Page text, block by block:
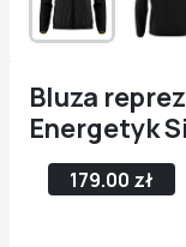
Bluza
Energetyk
179.00 zł